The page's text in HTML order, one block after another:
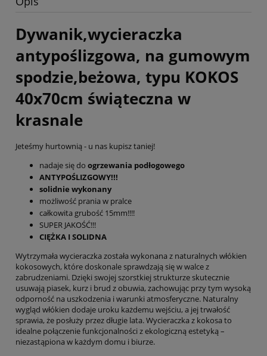
Dywanik,wycieraczka
antypoślizgowa, na gumowym
spodzie,beżowa, typu KOKOS
40x70cm świąteczna w
krasnale
Jeteśmy hurtownią - u nas kupisz taniej!
nadaje się do ogrzewania podłogowego
ANTYPOŚLIZGOWY!!!
solidnie wykonany
możliwość prania w pralce
całkowita grubość 15mm!!!!
SUPER JAKOŚĆ!!!
CIĘŻKA I SOLIDNA
Wytrzymała wycieraczka została wykonana z naturalnych włókien
kokosowych, które doskonale sprawdzają się w walce z
zabrudzeniami. Dzięki swojej szorstkiej strukturze skutecznie
usuwają piasek, kurz i brud z obuwia, zachowując przy tym wysoką
odporność na uszkodzenia i warunki atmosferyczne. Naturalny
wygląd włókien dodaje uroku każdemu wejściu, a jej trwałość
sprawia, że posłuży przez długie lata. Wycieraczka z kokosa to
idealne połączenie funkcjonalności z ekologiczną estetyką –
niezastąpiona w każdym domu i biurze.